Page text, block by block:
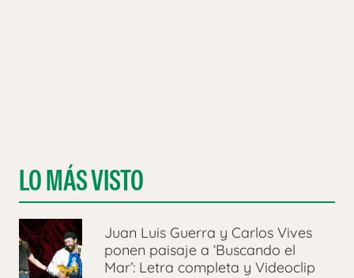
LO MÁS VISTO
Juan Luis Guerra y Carlos Vives
ponen paisaje a ‘Buscando el
Mar’: Letra completa y Videoclip